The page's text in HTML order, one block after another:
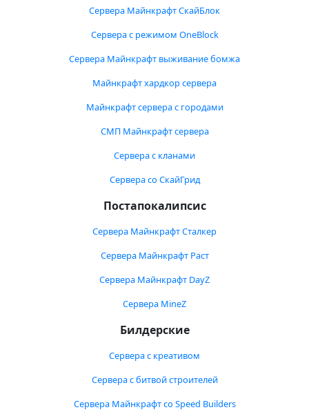
Сервера Майнкрафт СкайБлок
Сервера с режимом OneBlock
Сервера Майнкрафт выживание бомжа
Майнкрафт хардкор сервера
Майнкрафт сервера с городами
СМП Майнкрафт сервера
Сервера с кланами
Сервера со СкайГрид
Постапокалипсис
Сервера Майнкрафт Сталкер
Сервера Майнкрафт Раст
Сервера Майнкрафт DayZ
Сервера MineZ
Билдерские
Сервера с креативом
Сервера с битвой строителей
Сервера Майнкрафт со Speed Builders